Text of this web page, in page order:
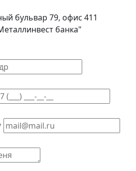
бульвар 79, офис 411
банка"